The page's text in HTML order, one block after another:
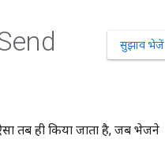
सुझाव भेजें
तब ही किया जाता है, जब भेजने